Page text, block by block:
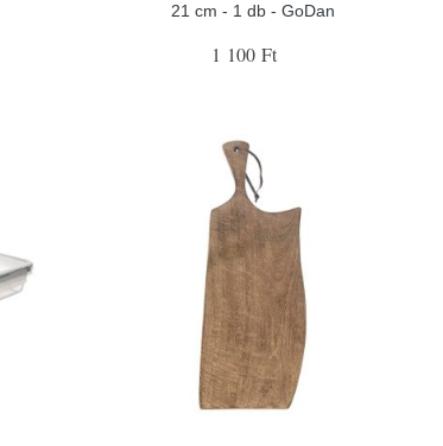
21 cm - 1 db - GoDan
1 100 Ft